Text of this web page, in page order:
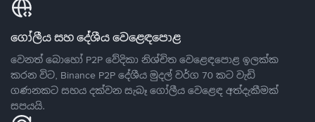
ගෝලීය සහ දේශීය වෙළෙඳපොළ
වෙනත් බොහෝ P2P වේදිකා නිශ්චිත වෙළෙඳපොළ ඉලක්ක
කරන විට, Binance P2P දේශීය මුදල් වර්ග 70 කට වැඩි
ගණනකට සහය දක්වන සැබෑ ගෝලීය වෙළෙඳ අත්දැකීමක්
සපයයි.